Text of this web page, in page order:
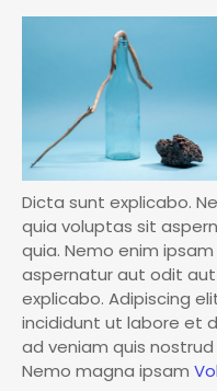
Dicta sunt explicabo.
quia voluptas sit
quia. Nemo enim
aspernatur aut odit
explicabo. Adipiscing
incididunt ut labore et
ad veniam quis
Nemo magna ipsam